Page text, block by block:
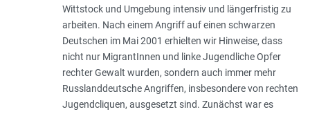
Wittstock und Umgebung intensiv und längerfristig zu
arbeiten. Nach einem Angriff auf einen schwarzen
Deutschen im Mai 2001 erhielten wir Hinweise, dass
nicht nur MigrantInnen und linke Jugendliche Opfer
rechter Gewalt wurden, sondern auch immer mehr
Russlanddeutsche Angriffen, insbesondere von rechten
Jugendcliquen, ausgesetzt sind. Zunächst war es